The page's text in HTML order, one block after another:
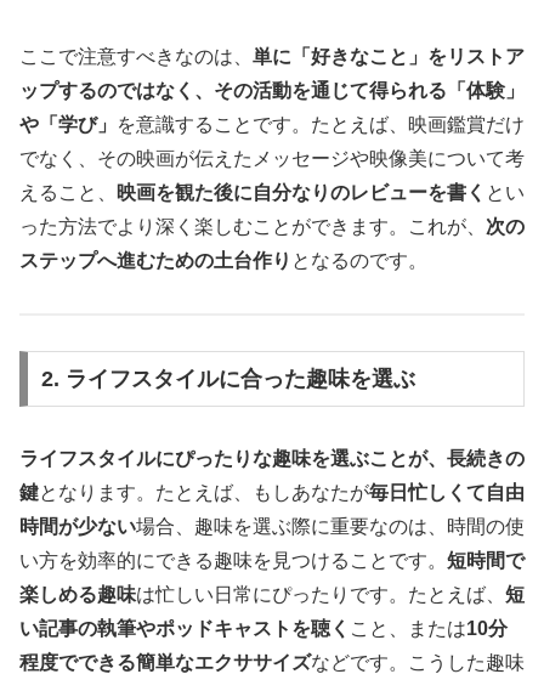
ここで注意すべきなのは、 単に「好きなこと」をリストア
ップするのではなく、その活動を通じて得られる「体験」
や「学び」
を意識することです。たとえば、映画鑑賞だけ
でなく、その映画が伝えたメッセージや映像美について考
えること、 映画を観た後に自分なりのレビューを書く とい
った方法でより深く楽しむことができます。これが、 次の
ステップへ進むための土台作り となるのです。
2. ライフスタイルに合った趣味を選ぶ
ライフスタイルにぴったりな趣味を選ぶことが、長続きの
鍵となります。たとえば、もしあなたが毎日忙しくて自由
時間が少ない場合、趣味を選ぶ際に重要なのは、時間の使
い方を効率的にできる趣味を見つけることです。 短時間で
楽しめる趣味は忙しい日常にぴったりです。たとえば、 短
い記事の執筆やポッドキャストを聴く こと、または10分
程度でできる簡単なエクササイズなどです。こうした趣味